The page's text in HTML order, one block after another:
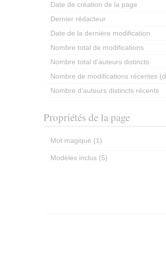
Date de création de la page
Dernier rédacteur
Date de la dernière modification
Nombre total de modifications
Nombre total d’auteurs distincts
Nombre de modifications récentes
Nombre d’auteurs distincts récents
Propriétés de la page
Mot magique (1)
Modèles inclus (5)